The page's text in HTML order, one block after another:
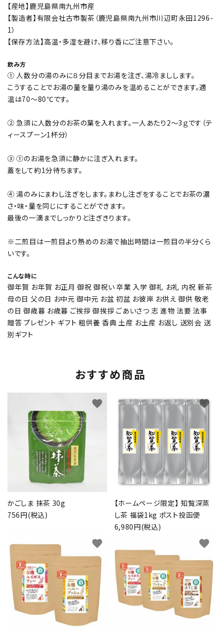
【産地】鹿児島県南九州市産
【製造者】有限会社古市製茶（鹿児島県南九州市川辺町永田1296-
1）
【保存方法】高温・多湿を避け、移り香にご注意下さい。
飲み方
① 人数分の湯のみに８分目までお湯を注ぎ、湯冷ましします。
こうすることでお湯の量を量り湯のみを温めることができます。適
温は70～80℃です。
② 急須に人数分のお茶の葉を入れます。一人あたり2～3ｇです（テ
ィースプーン1杯分）
③ ①のお湯を急須に静かに注ぎ入れます。
蓋をして約1分待ちます。
④ 湯のみにまわし注ぎをします。まわし注ぎをすることでお茶の濃
さ・味・量を同じにすることができます。
最後の一滴までしっかりと注ぎきります。
※二煎目は一煎目より熱めのお湯で抽出時間は一煎目の半分くら
いです。
こんな時に
御年賀 お年賀 お正月 御祝 御祝い 卒業 入学 御礼 お礼 内祝 新茶
母の日 父の日 お中元 御中元 お盆 初盆 お彼岸 お供え 御供 敬老
の日 御歳暮 お歳暮 ご挨拶 御挨拶 ごあいさつ 志 進物 法要 法事
贈答 プレゼント ギフト 粗供養 香典 土産 お土産 お返し 送別会 送
別ギフト
おすすめ商品
かごしま 抹茶 30g
756円(税込)
favorite
【ホームページ限定】 知覧深蒸
し茶 福袋1kg ポスト投函便
6,980円(税込)
favorite
favorite favorite